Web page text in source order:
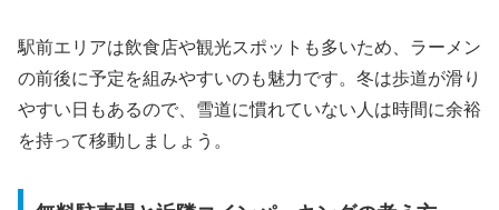
駅前エリアは飲食店や観光スポットも多いため、ラーメン
の前後に予定を組みやすいのも魅力です。冬は歩道が滑り
やすい日もあるので、雪道に慣れていない人は時間に余裕
を持って移動しましょう。